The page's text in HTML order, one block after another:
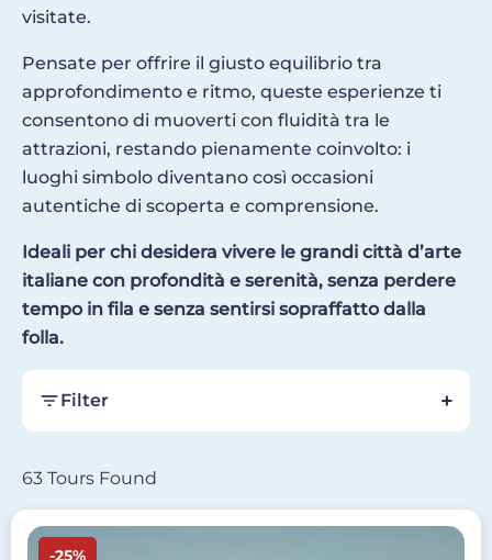
visitate.
Pensate per offrire il giusto equilibrio tra
approfondimento e ritmo, queste esperienze ti
consentono di muoverti con fluidità tra le
attrazioni, restando pienamente coinvolto: i
luoghi simbolo diventano così occasioni
autentiche di scoperta e comprensione.
Ideali per chi desidera vivere le grandi città d’arte
italiane con profondità e serenità, senza perdere
tempo in fila e senza sentirsi sopraffatto dalla
folla.
Filter
63 Tours Found
Image
-25%